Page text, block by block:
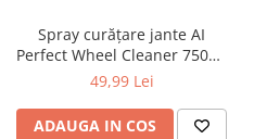
Spray curățare jante AI
Perfect Wheel Cleaner 750ml
(100AIPCWC750) –
49,99 Lei
ADAUGA IN COS